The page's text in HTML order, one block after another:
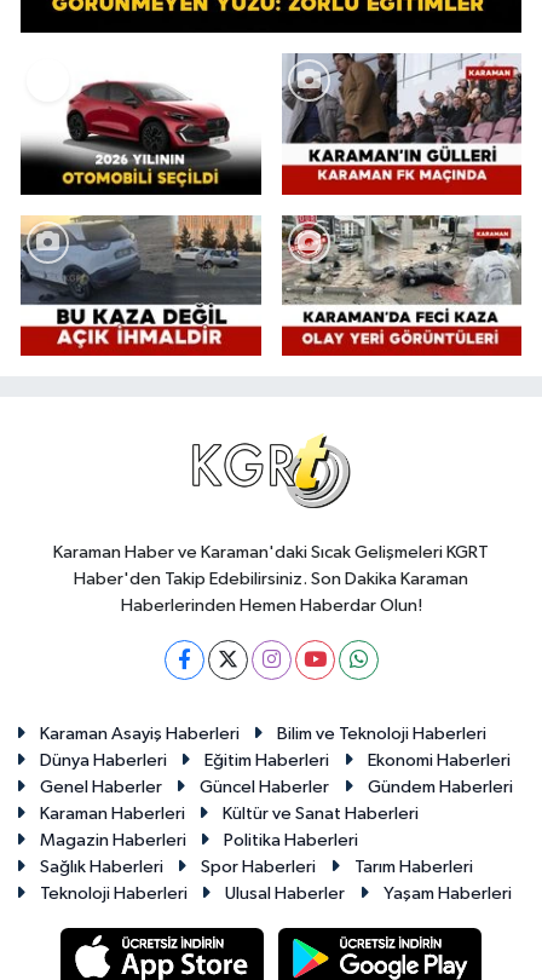
Karaman Haber ve Karaman'daki Sıcak Gelişmeleri KGRT
Haber'den Takip Edebilirsiniz. Son Dakika Karaman
Haberlerinden Hemen Haberdar Olun!
Karaman Asayiş Haberleri
Bilim ve Teknoloji Haberleri
Dünya Haberleri
Eğitim Haberleri
Ekonomi Haberleri
Genel Haberler
Güncel Haberler
Gündem Haberleri
Karaman Haberleri
Kültür ve Sanat Haberleri
Magazin Haberleri
Politika Haberleri
Sağlık Haberleri
Spor Haberleri
Tarım Haberleri
Teknoloji Haberleri
Ulusal Haberler Yaşam Haberleri